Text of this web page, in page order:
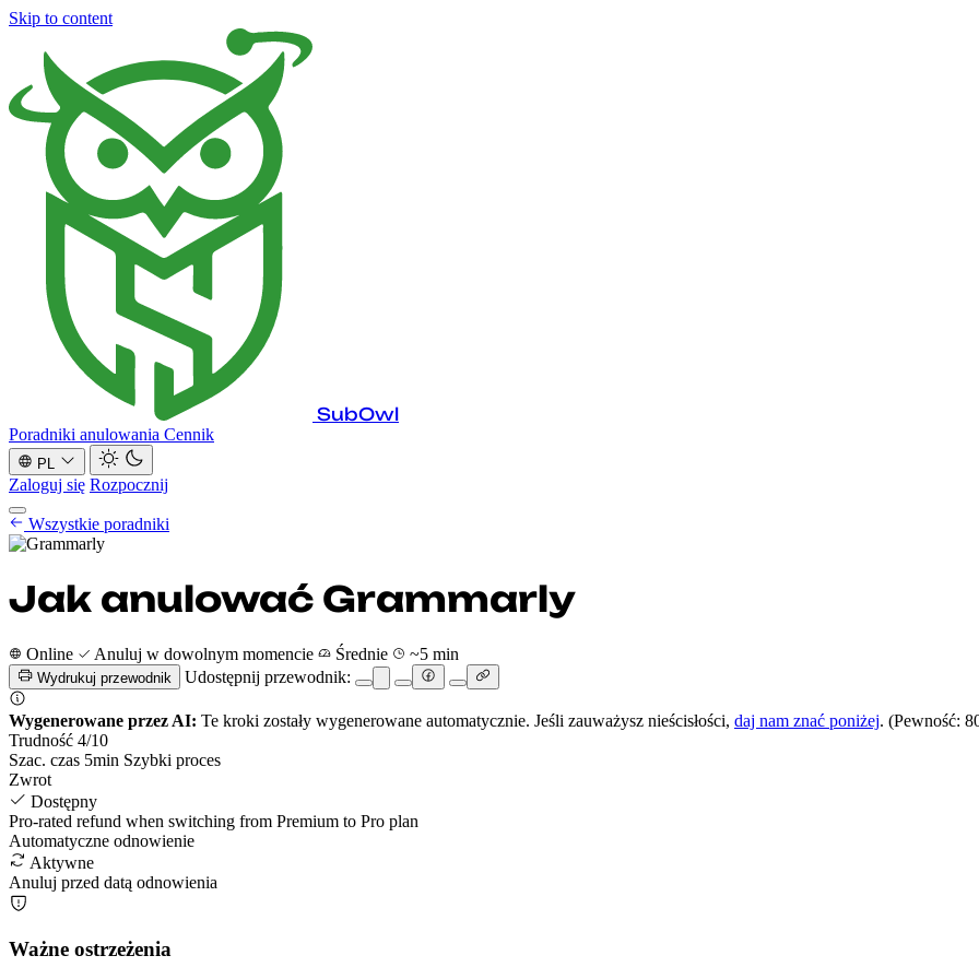
Skip to content
SubOwl
Poradniki anulowania Cennik
PL
Zaloguj się Rozpocznij
Poradniki anulowania Cennik
PL
Wszystkie poradniki
Jak anulować Grammarly
Online Anuluj w dowolnym momencie Średnie ~5 min
Wydrukuj przewodnik Udostępnij przewodnik:
Wygenerowane przez AI: Te kroki zostały wygenerowane automatycznie. Jeśli zauważysz nieścisłości, daj nam znać poniżej. (Pewność:
Trudność 4/10
Szac. czas 5min Szybki proces
Zwrot
Dostępny
Pro-rated refund when switching from Premium to Pro plan
Automatyczne odnowienie
Aktywne
Anuluj przed datą odnowienia
Ważne ostrzeżenia